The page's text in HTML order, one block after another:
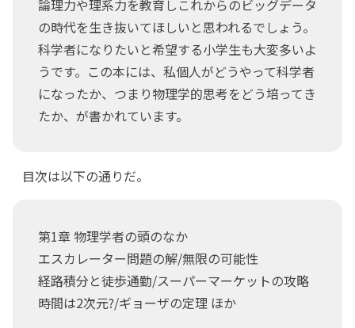
論理力や理系力を教育しこれからのビッグデータ
の時代を生き抜いてほしいと思われるでしょう。
科学者になりたいと希望する小学生も大変多いよ
うです。この本には、私個人がどうやって科学者
になったか、つまり物理学的思考をどう培ってき
たか、が書かれています。
目次は以下の通りだ。
第1章 物理学者の頭のなか
エスカレーター問題の解/無限の可能性
経路積分と徒歩通勤/スーパーマーケットの攻略
時間は2次元?/ギョーザの定理 ほか